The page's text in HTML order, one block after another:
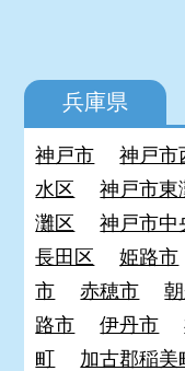
兵庫県
神戸市 神戸市
水区
神戸市東
灘区
神戸市中
長田区
姫路市
市
赤穂市
路市
伊丹市
町
加古郡稲美